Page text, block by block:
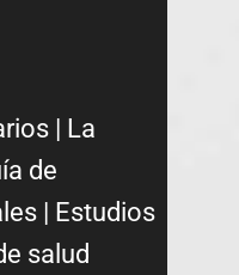
| La
de
| Estudios
salud